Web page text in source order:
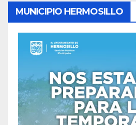
MUNICIPIO HERMOSILLO